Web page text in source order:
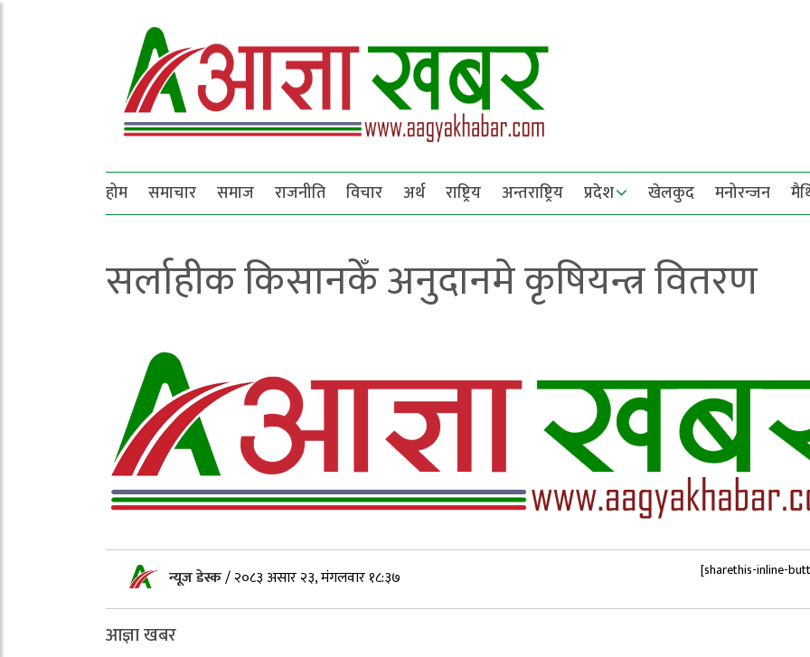
होम समाचार समाज राजनीति विचार अर्थ राष्ट्रिय अन्तराष्ट्रिय प्रदेश खेलकुद मनोरन्जन
सर्लाहीक किसानकेँ अनुदानमे कृषियन्त्र वितरण
न्यूज डेस्क/२०८३ असार २३, मंगलवार १८:३७ [sharethis-inline-
आज्ञा खबर